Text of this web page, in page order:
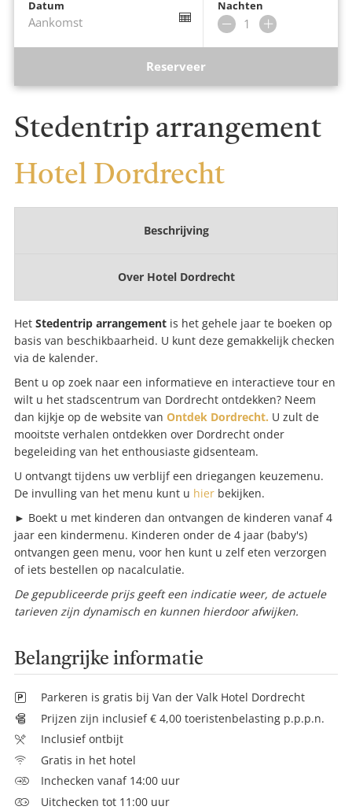
Datum
Aankomst
Nachten
VerwijderVoeg
toe
Reserveer
Stedentrip arrangement
Hotel Dordrecht
Beschrijving
Over Hotel Dordrecht
Het Stedentrip arrangement is het gehele jaar te boeken op
basis van beschikbaarheid. U kunt deze gemakkelijk checken
via de kalender.
Bent u op zoek naar een informatieve en interactieve tour en
wilt u het stadscentrum van Dordrecht ontdekken? Neem
dan kijkje op de website van Ontdek Dordrecht. U zult de
mooitste verhalen ontdekken over Dordrecht onder
begeleiding van het enthousiaste gidsenteam.
U ontvangt tijdens uw verblijf een driegangen keuzemenu.
De invulling van het menu kunt u hier bekijken.
► Boekt u met kinderen dan ontvangen de kinderen vanaf 4
jaar een kindermenu. Kinderen onder de 4 jaar (baby's)
ontvangen geen menu, voor hen kunt u zelf eten verzorgen
of iets bestellen op nacalculatie.
De gepubliceerde prijs geeft een indicatie weer, de actuele
tarieven zijn dynamisch en kunnen hierdoor afwijken.
Belangrijke informatie
Parkeren is gratis bij Van der Valk Hotel Dordrecht
Prijzen zijn inclusief € 4,00 toeristenbelasting p.p.p.n.
Inclusief ontbijt
Gratis in het hotel
Inchecken vanaf 14:00 uur
Uitchecken tot 11:00 uur